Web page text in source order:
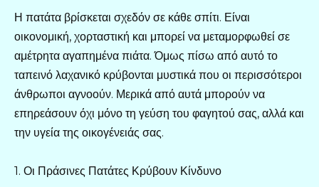
Η πατάτα βρίσκεται σχεδόν σε κάθε σπίτι. Είναι
οικονομική, χορταστική και μπορεί να μεταμορφωθεί σε
αμέτρητα αγαπημένα πιάτα. Όμως πίσω από αυτό το
ταπεινό λαχανικό κρύβονται μυστικά που οι περισσότεροι
άνθρωποι αγνοούν. Μερικά από αυτά μπορούν να
επηρεάσουν όχι μόνο τη γεύση του φαγητού σας, αλλά και
την υγεία της οικογένειάς σας.
1. Οι Πράσινες Πατάτες Κρύβουν Κίνδυνο